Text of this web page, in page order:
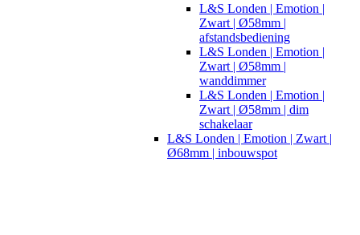
L&S Londen | Emotion |
Zwart | Ø58mm |
afstandsbediening
L&S Londen | Emotion |
Zwart | Ø58mm |
wanddimmer
L&S Londen | Emotion |
Zwart | Ø58mm | dim
schakelaar
L&S Londen | Emotion | Zwart |
Ø68mm | inbouwspot